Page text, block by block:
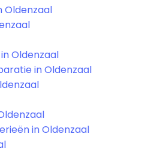
Oldenzaal
Oldenzaal
in Oldenzaal
in Oldenzaal